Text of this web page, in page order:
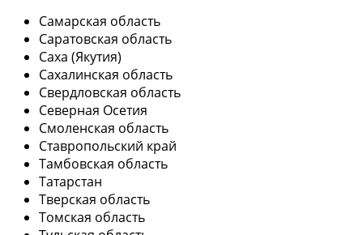
Самарская область
Саратовская область
Саха (Якутия)
Сахалинская область
Свердловская область
Северная Осетия
Смоленская область
Ставропольский край
Тамбовская область
Татарстан
Тверская область
Томская область